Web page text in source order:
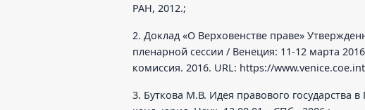
РАН, 2012.;
2. Доклад «О Верховенстве праве»
пленарной сессии / Венеция: 11-12 марта
комиссия. 2016. URL: https://
3. Буткова М.В. Идея правового государства